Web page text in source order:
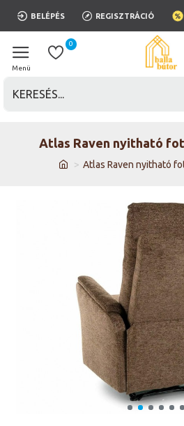
BELÉPÉS REGISZTRÁCIÓ
0
Atlas Raven nyitható
Atlas Raven nyitható